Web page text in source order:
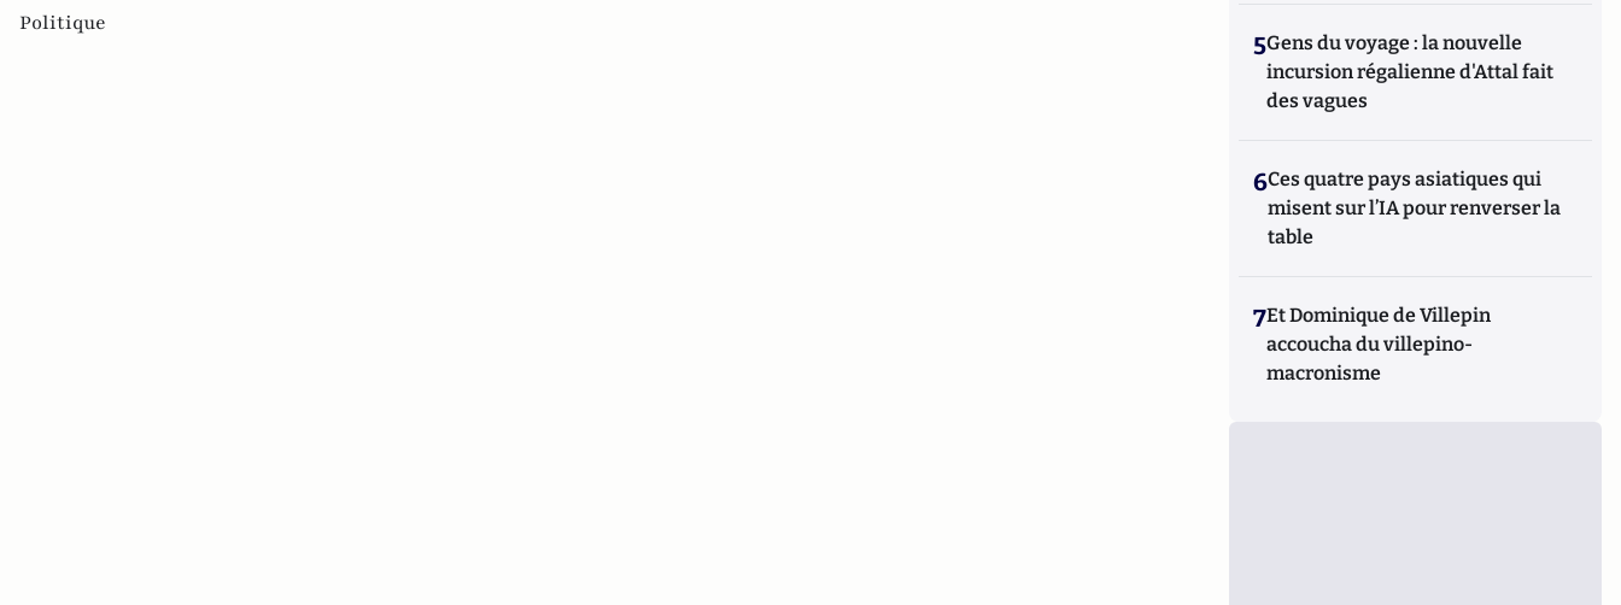
Politique
5Gens du voyage : la nouvelle
incursion régalienne d'Attal fait
des vagues
6Ces quatre pays asiatiques qui
misent sur l’IA pour renverser la
table
7Et Dominique de Villepin
accoucha du villepino-
macronisme